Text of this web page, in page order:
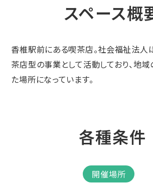
スペース概
香椎駅前にある喫茶店。社会福祉法人
茶店型の事業として活動しており、地
た場所になっています。
各種条件
開催場所